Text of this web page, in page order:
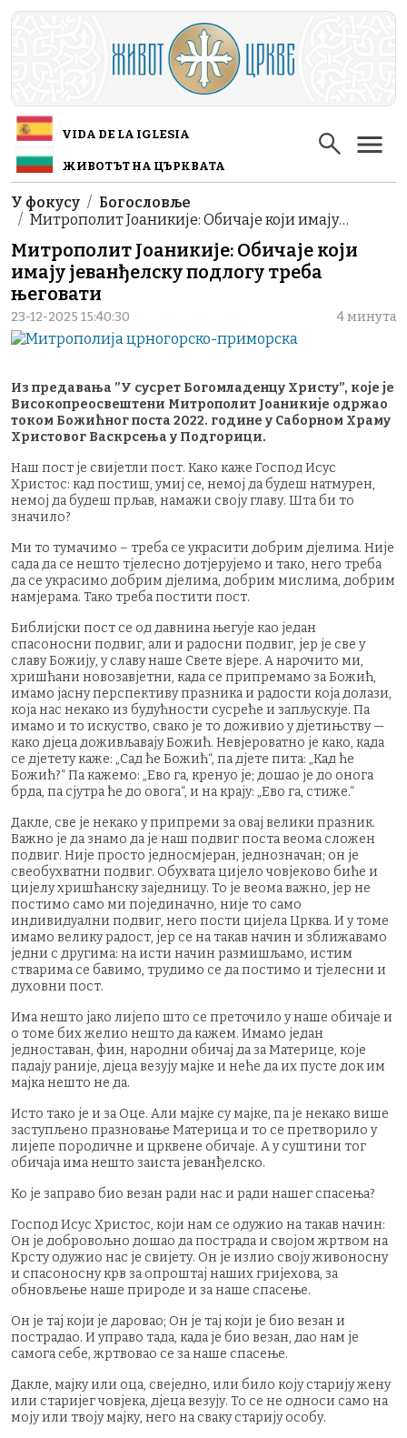
Skip to main content
VIDA DE LA IGLESIA
ЖИВОТЪТ НА ЦЪРКВАТА
Breadcrumb
У фокусу
Богословље
Митрополит Јоаникије: Обичаје који имају…
Митрополит Јоаникије: Обичаје који
имају јеванђелску подлогу треба
његовати
23-12-2025 15:40:30 4 минута
Из предавања ”У сусрет Богомладенцу Христу”, које је
Високопреосвештени Митрополит Јоаникије одржао
током Божићног поста 2022. године у Саборном Храму
Христовог Васкрсења у Подгорици.
Наш пост је свијетли пост. Како каже Господ Исус
Христос: кад постиш, умиј се, немој да будеш натмурен,
немој да будеш прљав, намажи своју главу. Шта би то
значило?
Ми то тумачимо – треба се украсити добрим дјелима. Није
сада да се нешто тјелесно дотјерујемо и тако, него треба
да се украсимо добрим дјелима, добрим мислима, добрим
намјерама. Тако треба постити пост.
Библијски пост се од давнина његује као један
спасоносни подвиг, али и радосни подвиг, јер је све у
славу Божију, у славу наше Свете вјере. А нарочито ми,
хришћани новозавјетни, када се припремамо за Божић,
имамо јасну перспективу празника и радости која долази,
која нас некако из будућности сусреће и запљускује. Па
имамо и то искуство, свако је то доживио у дјетињству —
како дјеца доживљавају Божић. Невјероватно је како, када
се дјетету каже: „Сад ће Божић“, па дјете пита: „Кад ће
Божић?“ Па кажемо: „Ево га, кренуо је; дошао је до онога
брда, па сјутра ће до овога“, и на крају: „Ево га, стиже.“
Дакле, све је некако у припреми за овај велики празник.
Важно је да знамо да је наш подвиг поста веома сложен
подвиг. Није просто једносмјеран, једнозначан; он је
свеобухватни подвиг. Обухвата цијело човјеково биће и
цијелу хришћанску заједницу. То је веома важно, јер не
постимо само ми појединачно, није то само
индивидуални подвиг, него пости цијела Црква. И у томе
имамо велику радост, јер се на такав начин и зближавамо
једни с другима: на исти начин размишљамо, истим
стварима се бавимо, трудимо се да постимо и тјелесни и
духовни пост.
Има нешто јако лијепо што се преточило у наше обичаје и
о томе бих желио нешто да кажем. Имамо један
једноставан, фин, народни обичај да за Материце, које
падају раније, дјеца везују мајке и неће да их пусте док им
мајка нешто не да.
Исто тако је и за Оце. Али мајке су мајке, па је некако више
заступљено празновање Материца и то се претворило у
лијепе породичне и црквене обичаје. А у суштини тог
обичаја има нешто заиста јеванђелско.
Ко је заправо био везан ради нас и ради нашег спасења?
Господ Исус Христос, који нам се одужио на такав начин:
Он је добровољно дошао да пострада и својом жртвом на
Крсту одужио нас је свијету. Он је излио своју живоносну
и спасоносну крв за опроштај наших гријехова, за
обновљење наше природе и за наше спасење.
Он је тај који је даровао; Он је тај који је био везан и
пострадао. И управо тада, када је био везан, дао нам је
самога себе, жртвовао се за наше спасење.
Дакле, мајку или оца, свеједно, или било коју старију жену
или старијег човјека, дјеца везују. То се не односи само на
моју или твоју мајку, него на сваку старију особу.